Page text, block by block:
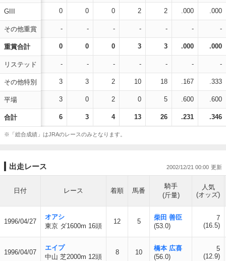
GIII
その他重賞
重賞合計
リステッド
その他特別
平場
合計
0 0 0 2 2 .000 .000
- - - - - - -
0 0 0 3 3 .000 .000
- - - - - - -
3 3 2 10 18 .167 .333
3 0 2 0 5 .600 .600
6 3 4 13 26 .231 .346
※「総合成績」はJRAのレースのみとなります。
出走レース 2002/12/21 00:00
日付 レース 着順 馬番
騎手
(斤量)
人気
(オッズ)
1996/04/27
オアシ
東京 ダ1600m 16頭
12 5
柴田 善臣
(53.0)
7
(16.5)
1996/04/07
エイプ
中山 芝2000m 12頭
8 10
橋本 広喜
(56.0)
5
(12.9)